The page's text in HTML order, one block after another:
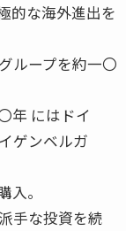
的な海外進出を
ループを約一〇
年 にはドイ
ゲンベルガ
。
手な投資を続